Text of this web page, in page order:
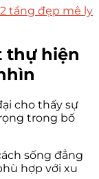
tầng đẹp mê ly
thự hiện
cho thấy sự
trong bố
sống đẳng
hợp với xu